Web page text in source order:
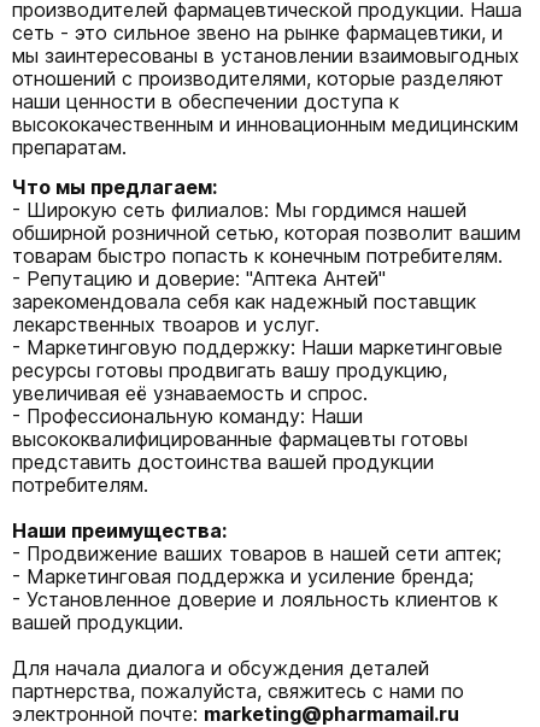
производителей фармацевтической продукции. Наша
сеть - это сильное звено на рынке фармацевтики, и
мы заинтересованы в установлении взаимовыгодных
отношений с производителями, которые разделяют
наши ценности в обеспечении доступа к
высококачественным и инновационным медицинским
препаратам.
Что мы предлагаем:
- Широкую сеть филиалов: Мы гордимся нашей
обширной розничной сетью, которая позволит вашим
товарам быстро попасть к конечным потребителям.
- Репутацию и доверие: "Аптека Антей"
зарекомендовала себя как надежный поставщик
лекарственных твоаров и услуг.
- Маркетинговую поддержку: Наши маркетинговые
ресурсы готовы продвигать вашу продукцию,
увеличивая её узнаваемость и спрос.
- Профессиональную команду: Наши
высококвалифицированные фармацевты готовы
представить достоинства вашей продукции
потребителям.
Наши преимущества:
- Продвижение ваших товаров в нашей сети аптек;
- Маркетинговая поддержка и усиление бренда;
- Установленное доверие и лояльность клиентов к
вашей продукции.
Для начала диалога и обсуждения деталей
партнерства, пожалуйста, свяжитесь с нами по
электронной почте: marketing@pharmamail.ru